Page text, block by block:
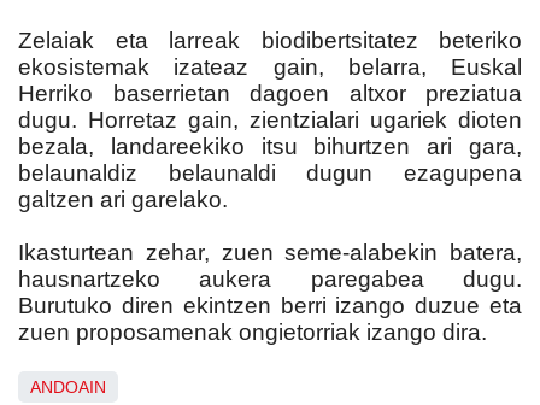
Zelaiak eta larreak biodibertsitatez beteriko
ekosistemak izateaz gain, belarra, Euskal
Herriko baserrietan dagoen altxor preziatua
dugu. Horretaz gain, zientzialari ugariek dioten
bezala, landareekiko itsu bihurtzen ari gara,
belaunaldiz belaunaldi dugun ezagupena
galtzen ari garelako.
Ikasturtean zehar, zuen seme-alabekin batera,
hausnartzeko aukera paregabea dugu.
Burutuko diren ekintzen berri izango duzue eta
zuen proposamenak ongietorriak izango dira.
ANDOAIN